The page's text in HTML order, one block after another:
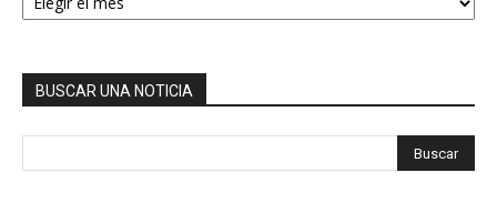
BUSCAR UNA NOTICIA